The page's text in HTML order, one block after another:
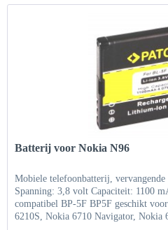
Batterij voor Nokia N96
Mobiele telefoonbatterij,
Spanning: 3,8 volt Capaciteit: 1100
compatibel BP-5F BP5F geschikt
6210S, Nokia 6710 Navigator, Nokia